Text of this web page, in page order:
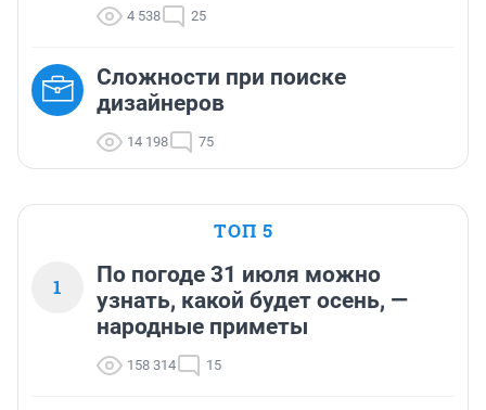
4 538 25
Сложности при поиске
дизайнеров
14 198 75
ТОП 5
1
По погоде 31 июля можно
узнать, какой будет осень, —
народные приметы
158 314 15